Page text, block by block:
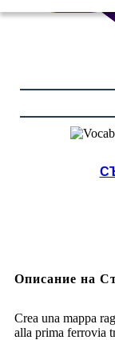
Описание на
Crea una mappa
alla prima ferrovia